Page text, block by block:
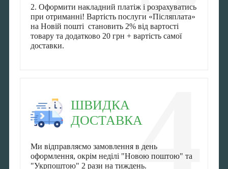
2. Оформити накладний платіж і розрахуватись
при отриманні! Вартість послуги «Післяплата»
на Новій пошті становить 2% від вартості
товару та додатково 20 грн + вартість самої
доставки.
4
ШВИДКА
ДОСТАВКА
Ми відправляємо замовлення в день
оформлення, окрім неділі "Новою поштою" та
"Укрпоштою" 2 рази на тиждень.